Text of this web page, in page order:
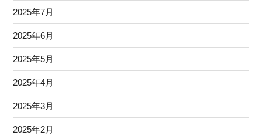
2025年7月
2025年6月
2025年5月
2025年4月
2025年3月
2025年2月